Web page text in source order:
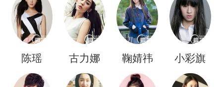
陈瑶 古力娜 鞠婧祎 小彩旗